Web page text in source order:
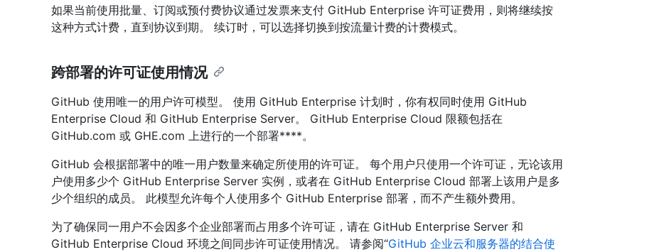
如果当前使用批量、订阅或预付费协议通过发票来支付 GitHub Enterprise 许可证费用，则将继续按
这种方式计费，直到协议到期。 续订时，可以选择切换到按流量计费的计费模式。
跨部署的许可证使用情况
GitHub 使用唯一的用户许可模型。 使用 GitHub Enterprise 计划时，你有权同时使用 GitHub
Enterprise Cloud 和 GitHub Enterprise Server。 GitHub Enterprise Cloud 限额包括在
GitHub.com 或 GHE.com 上进行的一个部署****。
GitHub 会根据部署中的唯一用户数量来确定所使用的许可证。 每个用户只使用一个许可证，无论该用
户使用多少个 GitHub Enterprise Server 实例，或者在 GitHub Enterprise Cloud 部署上该用户是多
少个组织的成员。 此模型允许每个人使用多个 GitHub Enterprise 部署，而不产生额外费用。
为了确保同一用户不会因多个企业部署而占用多个许可证，请在 GitHub Enterprise Server 和
GitHub Enterprise Cloud 环境之间同步许可证使用情况。 请参阅“GitHub 企业云和服务器的结合使